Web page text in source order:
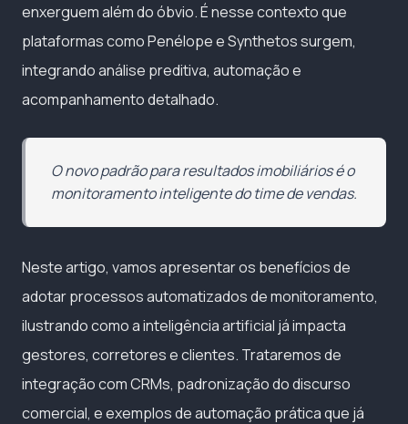
enxerguem além do óbvio. É nesse contexto que
plataformas como Penélope e Synthetos surgem,
integrando análise preditiva, automação e
acompanhamento detalhado.
O novo padrão para resultados imobiliários é o
monitoramento inteligente do time de vendas.
Neste artigo, vamos apresentar os benefícios de
adotar processos automatizados de monitoramento,
ilustrando como a inteligência artificial já impacta
gestores, corretores e clientes. Trataremos de
integração com CRMs, padronização do discurso
comercial, e exemplos de automação prática que já